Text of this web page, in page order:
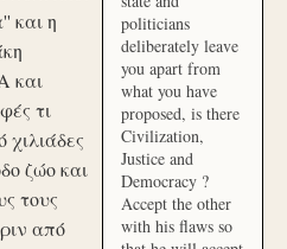
και η
και
τι
χιλιάδες
ζώο και
τους
από
politicians
deliberately leave
you apart from
what you have
proposed, is there
Civilization,
Justice and
Democracy ?
Accept the other
with his flaws so